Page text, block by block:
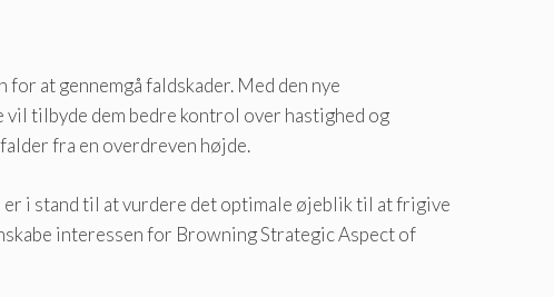
at gennemgå faldskader. Med den nye
tilbyde dem bedre kontrol over hastighed og
fra en overdreven højde.
i stand til at vurdere det optimale øjeblik til at frigive
interessen for Browning Strategic Aspect of